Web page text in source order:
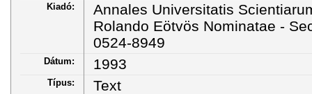
Kiadó:
Annales Universitatis
Rolando Eötvös Nominatae -
0524-8949
Dátum: 1993
Típus: Text